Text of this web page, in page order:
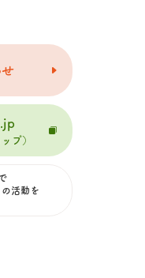
プ）
活動を